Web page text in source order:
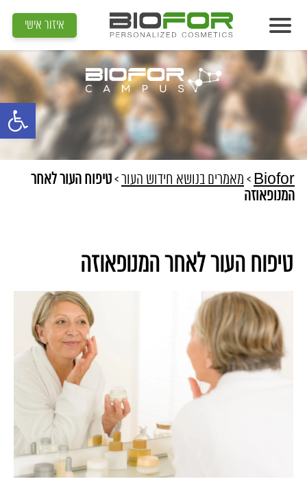
פתח סרגל
אודות
מוצרים
תוצאות
מדיה
מאמרים
איתור קוסמטיקאית
איזור אישי
Biofor
> מאמרים בנושא חידוש העור>טיפוח העור לאחר
המנופאוזה
טיפוח העור לאחר המנופאוזה